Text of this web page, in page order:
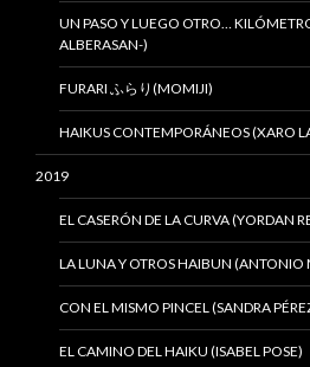
UN PASO Y LUEGO OTRO…
ALBERASAN-)
FURARI ふらり(MOMIJI)
HAIKUS CONTEMPORÁNEOS (XARO
2019
EL CASERÓN DE LA CURVA (YORDAN
LA LUNA Y OTROS HAIBUN (ANTONIO
CON EL MISMO PINCEL (SANDRA
EL CAMINO DEL HAIKU (ISABEL POSE)